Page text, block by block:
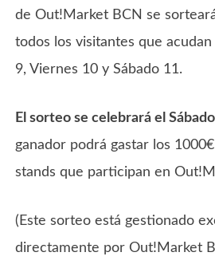
de Out!Market BCN se
todos los visitantes que
9, Viernes 10 y Sábado 11.
El sorteo se celebrará el
ganador podrá gastar los
stands que participan en
(Este sorteo está gestionado
directamente por Out!Market